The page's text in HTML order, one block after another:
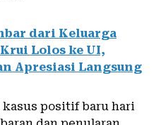
dari Keluarga
Lolos ke UI,
Apresiasi Langsung
kasus positif baru hari